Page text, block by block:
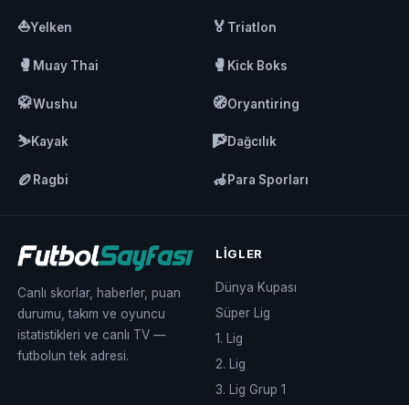
⛵Yelken 🏅 Triatlon
🥊 Muay Thai 🥊 Kick Boks
🥋Wushu 🧭Oryantiring
⛷️Kayak 🧗Dağcılık
🏉 Ragbi 🦽Para Sporları
Canlı skorlar, haberler, puan
durumu, takım ve oyuncu
istatistikleri ve canlı TV —
futbolun tek adresi.
LIGLER
Dünya Kupası
Süper Lig
1. Lig
2. Lig
3. Lig Grup 1